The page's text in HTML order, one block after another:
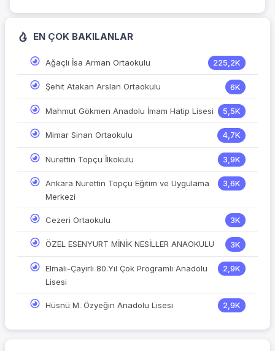
EN ÇOK BAKILANLAR
Ağaçlı İsa Arman Ortaokulu 225,2K
Şehit Atakan Arslan Ortaokulu 6K
Mahmut Gökmen Anadolu İmam Hatip Lisesi 5,5K
Mimar Sinan Ortaokulu 4,7K
Nurettin Topçu İlkokulu 3,9K
Ankara Nurettin Topçu Eğitim ve Uygulama
Merkezi
3,6K
Cezeri Ortaokulu 3K
ÖZEL ESENYURT MİNİK NESİLLER ANAOKULU 3K
Elmalı-Çayırlı 80.Yıl Çok Programlı Anadolu
Lisesi
2,9K
Hüsnü M. Özyeğin Anadolu Lisesi 2,9K